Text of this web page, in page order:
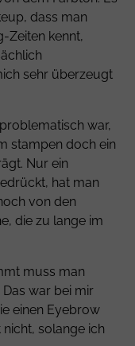
dass man
Zeiten kennt,
sehr überzeugt
war,
stampen doch ein
Nur ein
hat man
von den
die zu lange im
muss man
war bei mir
einen Eyebrow
solange ich